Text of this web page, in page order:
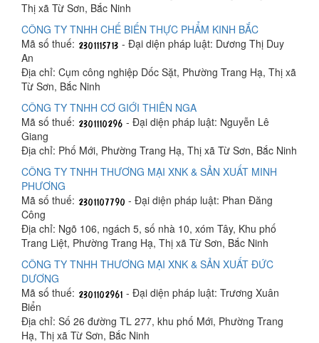
Thị xã Từ Sơn, Bắc Ninh
CÔNG TY TNHH CHẾ BIẾN THỰC PHẨM KINH BẮC
Mã số thuế:
- Đại diện pháp luật: Dương Thị Duy
An
Địa chỉ: Cụm công nghiệp Dốc Sặt, Phường Trang Hạ, Thị xã
Từ Sơn, Bắc Ninh
CÔNG TY TNHH CƠ GIỚI THIÊN NGA
Mã số thuế:
- Đại diện pháp luật: Nguyễn Lê
Giang
Địa chỉ: Phố Mới, Phường Trang Hạ, Thị xã Từ Sơn, Bắc Ninh
CÔNG TY TNHH THƯƠNG MẠI XNK & SẢN XUẤT MINH
PHƯƠNG
Mã số thuế:
- Đại diện pháp luật: Phan Đăng
Công
Địa chỉ: Ngõ 106, ngách 5, số nhà 10, xóm Tây, Khu phố
Trang Liệt, Phường Trang Hạ, Thị xã Từ Sơn, Bắc Ninh
CÔNG TY TNHH THƯƠNG MẠI XNK & SẢN XUẤT ĐỨC
DƯƠNG
Mã số thuế:
- Đại diện pháp luật: Trương Xuân
Biển
Địa chỉ: Số 26 đường TL 277, khu phố Mới, Phường Trang
Hạ, Thị xã Từ Sơn, Bắc Ninh